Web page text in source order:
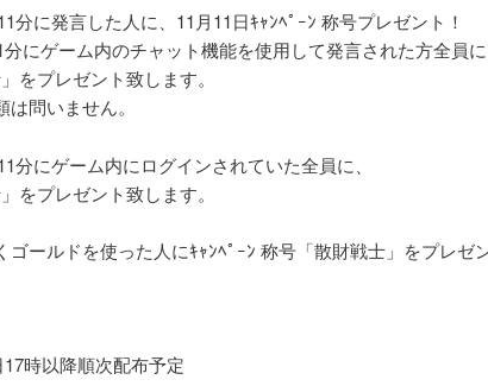
分に発言した人に、11月11日ｷｬﾝﾍﾟｰﾝ 称号プレゼント！
にゲーム内のチャット機能を使用して発言された方全員に
をプレゼント致します。
問いません。
分にゲーム内にログインされていた全員に、
をプレゼント致します。
ゴールドを使った人にｷｬﾝﾍﾟｰﾝ 称号「散財戦士」をプレゼ
時以降順次配布予定